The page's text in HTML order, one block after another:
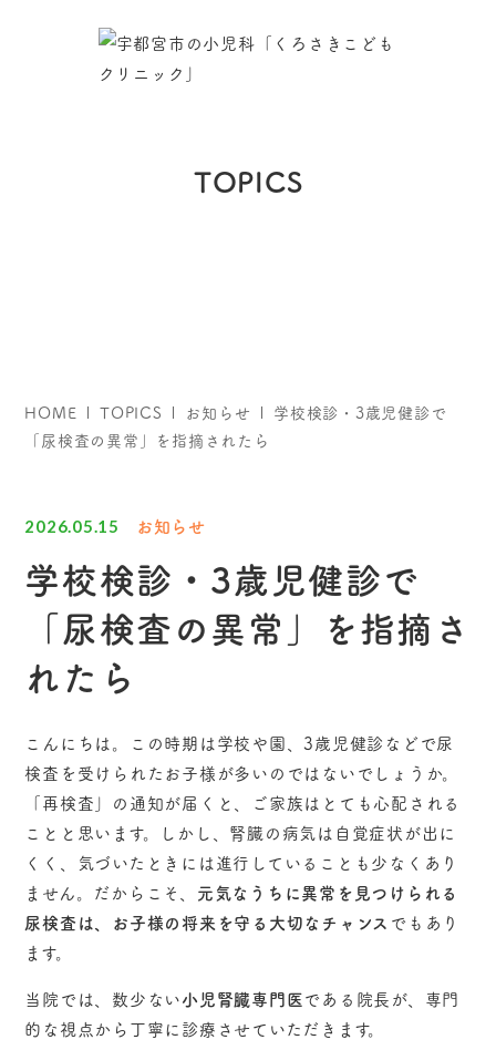
TOPICS
HOME TOPICS お知らせ
学校検診・3歳児健診で
「尿検査の異常」を指摘されたら
2026.05.15 お知らせ
学校検診・3歳児健診で
「尿検査の異常」を指摘さ
れたら
こんにちは。この時期は学校や園、3歳児健診などで尿
検査を受けられたお子様が多いのではないでしょうか。
「再検査」の通知が届くと、ご家族はとても心配される
ことと思います。しかし、腎臓の病気は自覚症状が出に
くく、気づいたときには進行していることも少なくあり
ません。だからこそ、 元気なうちに異常を見つけられる
尿検査は、お子様の将来を守る大切なチャンス でもあり
ます。
当院では、数少ない小児腎臓専門医である院長が、専門
的な視点から丁寧に診療させていただきます。